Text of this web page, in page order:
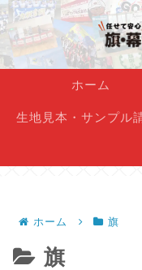
ホーム
ホーム 旗
旗